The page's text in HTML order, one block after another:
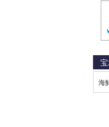
海